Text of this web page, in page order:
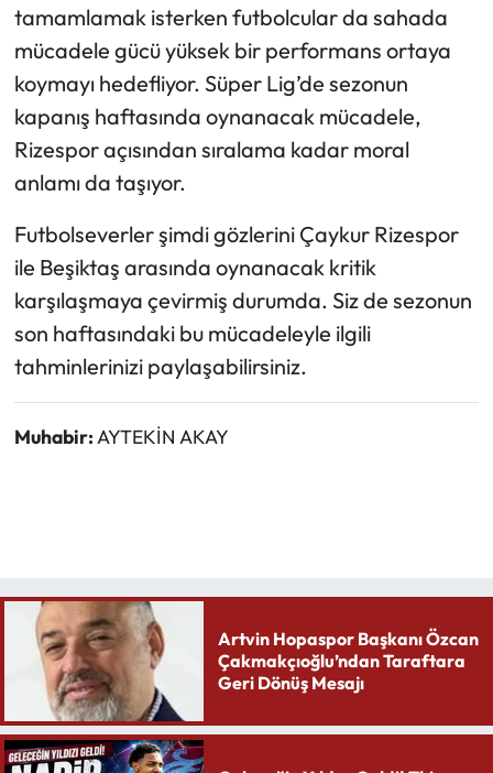
tamamlamak isterken futbolcular da sahada
mücadele gücü yüksek bir performans ortaya
koymayı hedefliyor. Süper Lig’de sezonun
kapanış haftasında oynanacak mücadele,
Rizespor açısından sıralama kadar moral
anlamı da taşıyor.
Futbolseverler şimdi gözlerini Çaykur Rizespor
ile Beşiktaş arasında oynanacak kritik
karşılaşmaya çevirmiş durumda. Siz de sezonun
son haftasındaki bu mücadeleyle ilgili
tahminlerinizi paylaşabilirsiniz.
Muhabir:AYTEKİN AKAY
Artvin Hopaspor Başkanı Özcan
Çakmakçıoğlu’ndan Taraftara
Geri Dönüş Mesajı